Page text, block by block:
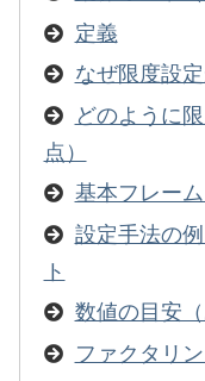
定義
なぜ限度設
どのように
点）
基本フレー
設定手法の
ト
数値の目安
ファクタリ